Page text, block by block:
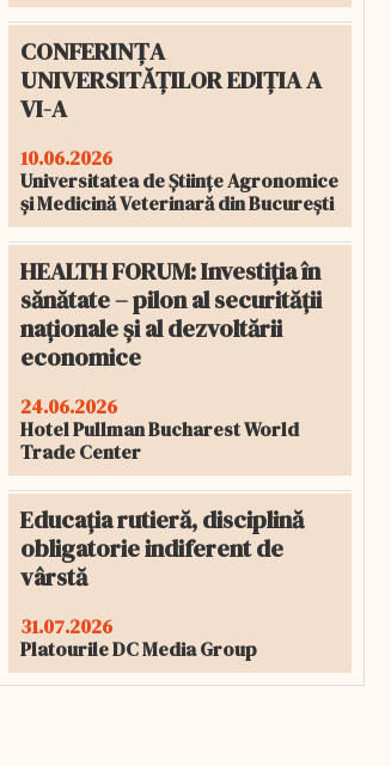
CONFERINȚA
UNIVERSITĂȚILOR EDIȚIA A
VI-A
10.06.2026
Universitatea de Științe Agronomice
și Medicină Veterinară din București
HEALTH FORUM: Investiția în
sănătate – pilon al securității
naționale și al dezvoltării
economice
24.06.2026
Hotel Pullman Bucharest World
Trade Center
Educația rutieră, disciplină
obligatorie indiferent de
vârstă
31.07.2026
Platourile DC Media Group